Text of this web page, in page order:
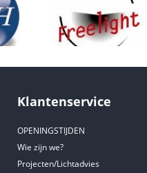
Klantenservice
OPENINGSTIJDEN
Wie zijn we?
Projecten/Lichtadvies